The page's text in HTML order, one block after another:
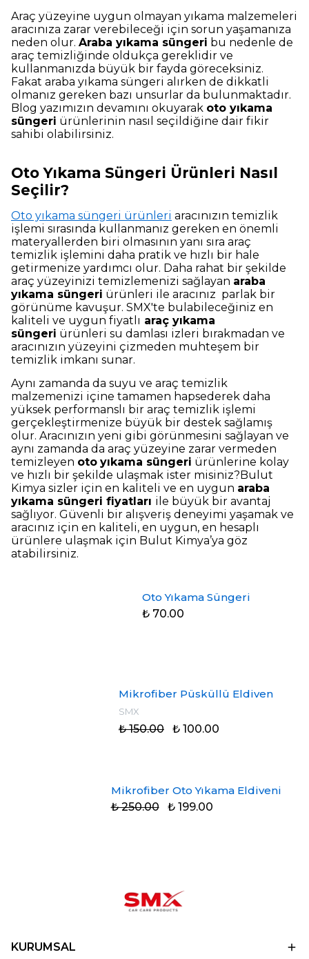
Araç yüzeyine uygun olmayan yıkama malzemeleri
aracınıza zarar verebileceği için sorun yaşamanıza
neden olur. Araba yıkama süngeri bu nedenle de
araç temizliğinde oldukça gereklidir ve
kullanmanızda büyük bir fayda göreceksiniz.
Fakat araba yıkama süngeri alırken de dikkatli
olmanız gereken bazı unsurlar da bulunmaktadır.
Blog yazımızın devamını okuyarak oto yıkama
süngeri ürünlerinin nasıl seçildiğine dair fikir
sahibi olabilirsiniz.
Oto Yıkama Süngeri Ürünleri Nasıl
Seçilir?
Oto yıkama süngeri ürünleri aracınızın temizlik
işlemi sırasında kullanmanız gereken en önemli
materyallerden biri olmasının yanı sıra araç
temizlik işlemini daha pratik ve hızlı bir hale
getirmenize yardımcı olur. Daha rahat bir şekilde
araç yüzeyinizi temizlemenizi sağlayan araba
yıkama süngeri ürünleri ile aracınız parlak bir
görünüme kavuşur. SMX'te bulabileceğiniz en
kaliteli ve uygun fiyatlı araç yıkama
süngeri ürünleri su damlası izleri bırakmadan ve
aracınızın yüzeyini çizmeden muhteşem bir
temizlik imkanı sunar.
Aynı zamanda da suyu ve araç temizlik
malzemenizi içine tamamen hapsederek daha
yüksek performanslı bir araç temizlik işlemi
gerçekleştirmenize büyük bir destek sağlamış
olur. Aracınızın yeni gibi görünmesini sağlayan ve
aynı zamanda da araç yüzeyine zarar vermeden
temizleyen oto yıkama süngeri ürünlerine kolay
ve hızlı bir şekilde ulaşmak ister misiniz?Bulut
Kimya sizler için en kaliteli ve en uygun araba
yıkama süngeri fiyatları ile büyük bir avantaj
sağlıyor. Güvenli bir alışveriş deneyimi yaşamak ve
aracınız için en kaliteli, en uygun, en hesaplı
ürünlere ulaşmak için Bulut Kimya’ya göz
atabilirsiniz.
Oto Yıkama Süngeri
₺ 70.00
Mikrofiber Püsküllü Eldiven
SMX
₺ 150.00 ₺ 100.00
Mikrofiber Oto Yıkama Eldiveni
₺ 250.00
₺ 199.00
KURUMSAL